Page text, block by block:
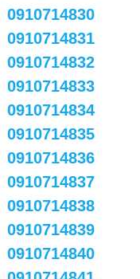
0910714830
0910714831
0910714832
0910714833
0910714834
0910714835
0910714836
0910714837
0910714838
0910714839
0910714840